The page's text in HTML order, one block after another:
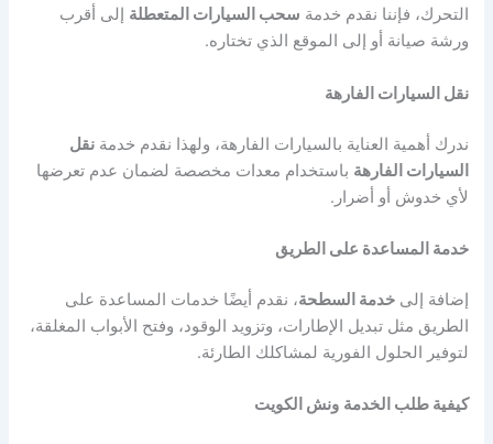
التحرك، فإننا نقدم خدمة سحب السيارات المتعطلة إلى أقرب
ورشة صيانة أو إلى الموقع الذي تختاره.
نقل السيارات الفارهة
ندرك أهمية العناية بالسيارات الفارهة، ولهذا نقدم خدمةنقل
السيارات الفارهة باستخدام معدات مخصصة لضمان عدم تعرضها
لأي خدوش أو أضرار.
خدمة المساعدة على الطريق
إضافة إلىخدمة السطحة، نقدم أيضًا خدمات المساعدة على
الطريق مثل تبديل الإطارات، وتزويد الوقود، وفتح الأبواب المغلقة،
لتوفير الحلول الفورية لمشاكلك الطارئة.
كيفية طلب الخدمة ونش الكويت